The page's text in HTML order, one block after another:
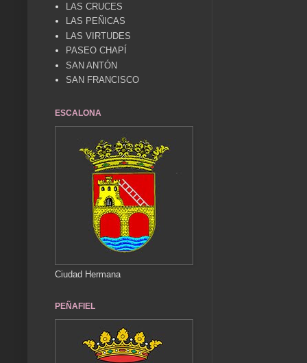
LAS CRUCES
LAS PEÑICAS
LAS VIRTUDES
PASEO CHAPÍ
SAN ANTÓN
SAN FRANCISCO
ESCALONA
Ciudad Hermana
PEÑAFIEL